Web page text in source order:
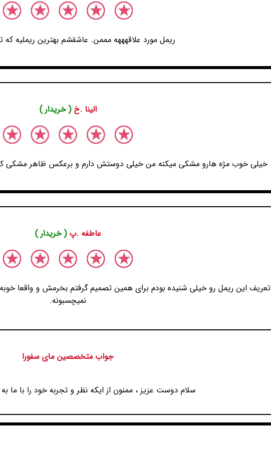
ریمل مورد علاقهههه مممن. عاشقشم بهترین ریملیه که
الینا .خ( خریدار )
خیلی خوب مژه هارو مشکی میکنه من خیلی دوستش دارم و برعکس ظاهر مشکی
عاطفه .پ( خریدار )
تعریف این ریمل رو خیلی شنیده بودم برای همین تصمیم گرفتم بخرمش و واقعا خوبه
نمیچسبونه.
جواب متخصصین مای سفورا
سلام دوست عزیز ، ممنون از ایکه نظر و تجربه خود را با ما